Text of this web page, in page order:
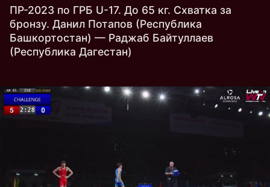
ПР-2023 по ГРБ U-17. До 65 кг. Схватка за
бронзу. Данил Потапов (Республика
Башкортостан) — Раджаб Байтуллаев
(Республика Дагестан)